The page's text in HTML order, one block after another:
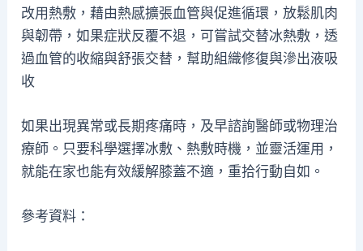
改用熱敷，藉由熱感擴張血管與促進循環，放鬆肌肉
與韌帶，如果症狀反覆不退，可嘗試交替冰熱敷，透
過血管的收縮與舒張交替，幫助組織修復與滲出液吸
收
如果出現異常或長期疼痛時，及早諮詢醫師或物理治
療師。只要科學選擇冰敷、熱敷時機，並靈活運用，
就能在家也能有效緩解膝蓋不適，重拾行動自如。
參考資料：